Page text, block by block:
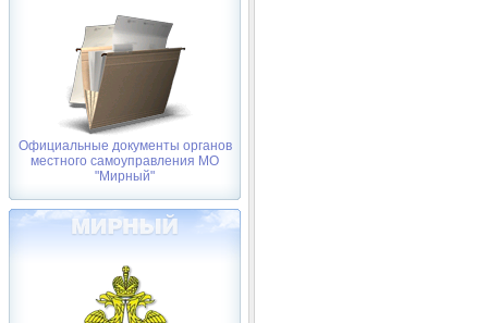
Официальные документы органов
местного самоуправления МО
"Мирный"